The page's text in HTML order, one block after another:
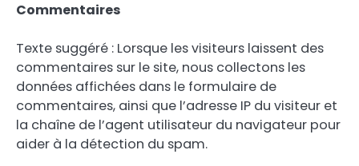
Commentaires
Texte suggéré : Lorsque les visiteurs laissent des
commentaires sur le site, nous collectons les
données affichées dans le formulaire de
commentaires, ainsi que l’adresse IP du visiteur et
la chaîne de l’agent utilisateur du navigateur pour
aider à la détection du spam.